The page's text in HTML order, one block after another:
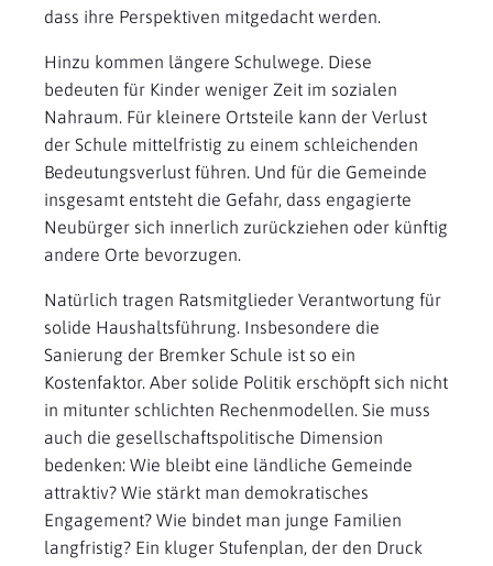
dass ihre Perspektiven mitgedacht werden.
Hinzu kommen längere Schulwege. Diese
bedeuten für Kinder weniger Zeit im sozialen
Nahraum. Für kleinere Ortsteile kann der Verlust
der Schule mittelfristig zu einem schleichenden
Bedeutungsverlust führen. Und für die Gemeinde
insgesamt entsteht die Gefahr, dass engagierte
Neubürger sich innerlich zurückziehen oder künftig
andere Orte bevorzugen.
Natürlich tragen Ratsmitglieder Verantwortung für
solide Haushaltsführung. Insbesondere die
Sanierung der Bremker Schule ist so ein
Kostenfaktor. Aber solide Politik erschöpft sich nicht
in mitunter schlichten Rechenmodellen. Sie muss
auch die gesellschaftspolitische Dimension
bedenken: Wie bleibt eine ländliche Gemeinde
attraktiv? Wie stärkt man demokratisches
Engagement? Wie bindet man junge Familien
langfristig? Ein kluger Stufenplan, der den Druck